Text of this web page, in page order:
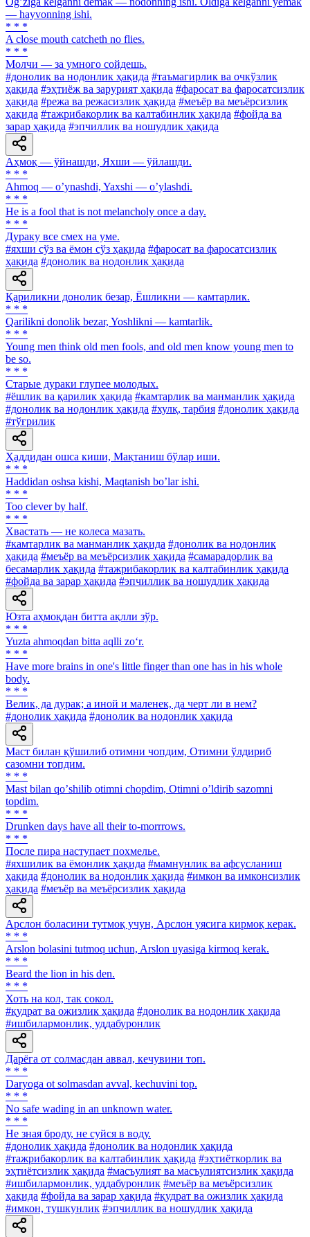
— hayvonning ishi.
* * *
A close mouth catcheth no flies.
* * *
Молчи — за умного сойдешь.
#донолик ва нодонлик ҳақида #таъмагирлик ва очкўзлик
ҳақида #эҳтиёж ва зарурият ҳақида #фаросат ва фаросатсизлик
ҳақида #режа ва режасизлик ҳақида #меъёр ва меъёрсизлик
ҳақида #тажрибакорлик ва калтабинлик ҳақида #фойда ва
зарар ҳақида #эпчиллик ва ношудлик ҳақида
Аҳмоқ — ўйнашди, Яхши — ўйлашди.
* * *
Аhmoq — oʼynashdi, Yaxshi — oʼylashdi.
* * *
He is a fool that is not melancholy once a day.
* * *
Дураку все смех на уме.
#яхши сўз ва ёмон сўз ҳақида #фаросат ва фаросатсизлик
ҳақида #донолик ва нодонлик ҳақида
Қариликни донолик безар, Ёшликни — камтарлик.
* * *
Qarilikni donolik bezar, Yoshlikni — kamtarlik.
* * *
Young men think old men fools, and old men know young men to
be so.
* * *
Старые дураки глупее молодых.
#ёшлик ва қарилик ҳақида #камтарлик ва манманлик ҳақида
#донолик ва нодонлик ҳақида #хулқ, тарбия #донолик ҳақида
#тўғрилик
Ҳаддидан ошса киши, Мақтаниш бўлар иши.
* * *
Haddidan oshsa kishi, Maqtanish boʼlar ishi.
* * *
Too clever by half.
* * *
Хвастать — не колеса мазать.
#камтарлик ва манманлик ҳақида #донолик ва нодонлик
ҳақида #меъёр ва меъёрсизлик ҳақида #самарадорлик ва
бесамарлик ҳақида #тажрибакорлик ва калтабинлик ҳақида
#фойда ва зарар ҳақида #эпчиллик ва ношудлик ҳақида
Юзта аҳмоқдан битта ақлли зўр.
* * *
Yuzta ahmoqdan bitta aqlli zo‘r.
* * *
Have more brains in one's little finger than one has in his whole
body.
* * *
Велик, да дурак; а иной и маленек, да черт ли в нем?
#донолик ҳақида #донолик ва нодонлик ҳақида
Маст билан қўшилиб отимни чопдим, Отимни ўлдириб
сазомни топдим.
* * *
Mast bilan qoʼshilib otimni chopdim, Otimni oʼldirib sazomni
topdim.
* * *
Drunken days have all their to-morrrows.
* * *
После пира наступает похмелье.
#яхшилик ва ёмонлик ҳақида #мамнунлик ва афсусланиш
ҳақида #донолик ва нодонлик ҳақида #имкон ва имконсизлик
ҳақида #меъёр ва меъёрсизлик ҳақида
Арслон боласини тутмоқ учун, Арслон уясига кирмоқ керак.
* * *
Arslon bolasini tutmoq uchun, Arslon uyasiga kirmoq kerak.
* * *
Beard the lion in his den.
* * *
Хоть на кол, так сокол.
#қудрат ва ожизлик ҳақида #донолик ва нодонлик ҳақида
#ишбилармонлик, уддабуронлик
Дарёга от солмасдан аввал, кечувини топ.
* * *
Daryoga ot solmasdan avval, kechuvini top.
* * *
No safe wading in an unknown water.
* * *
He зная броду, не суйся в воду.
#донолик ҳақида #донолик ва нодонлик ҳақида
#тажрибакорлик ва калтабинлик ҳақида #эҳтиёткорлик ва
эҳтиётсизлик ҳақида #масъулият ва масъулиятсизлик ҳақида
#ишбилармонлик, уддабуронлик #меъёр ва меъёрсизлик
ҳақида #фойда ва зарар ҳақида #қудрат ва ожизлик ҳақида
#имкон, тушкунлик #эпчиллик ва ношудлик ҳақида